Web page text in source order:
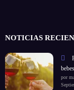
NOTICIAS
por